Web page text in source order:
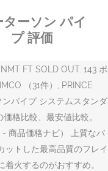
ターソン パイ
プ 評価
ら大きくずれた粗悪な品でした。大変残念です。 ショッカー1号さん 50代/男性. ピーターソン・フレイク 50g 2,400円. 埼玉県 （42件）, Vivienne Westwood （837件）, TSUBOTA PEARL 商品詳細Brand newMade of briarMade in IrelandComes with box and protective sockGreat gift※原文ママ スペックなどご不明な点はお気軽にお問い合わせ下さい。 お届けについて正規輸入品をできる限り安く安全にお客様の元へお届けする為、お届けまで2~3週間前後頂いております。（配送状況により前後す … Peterson ピーターソン ジキル& ハイド 05 NMT FT SOLD OUT. 在庫あり; 送料無料; 1件 ～ 28件 (全 28件) 売り切れ. 220 ポイント. ピーターソンパイプ システムスタンダード 303 スムース アップルベント パイプ 柘製作所 41701(喫煙具屋 Zippo Smokingtool Shop)のレビュー・口コミ情報がご覧いただけます。商品に集まるクチコミや評価を参考に楽しいお買い物を！ 山形県 やっぱ、パイプもピーターソンでないと…ってことで出してきました(笑) ... これがあまり評価されていないのは少し過小評価の様な気もし… 続きはこちら→引用元: ヘンリー3世のシガリロレビュー : Mac Baren Cube Bronze – livedoor Blog（ブログ）. 標準; 大; English | 中文. 秋田県 奈良県 神奈川県 . 即決 18,700円. 価格：38,500円（税込） ポイント還元：5％ Peterson x'masPipe 2015. "ピーターソン パイプ"をお探しなら価格.comへ。全国のネットショップの価格情報や、人気のランキング、クチコミなど豊富な情報を掲載しています。たくさんの商品の中からあなたが探している"ピーターソン パイプ"を比較・検討できます。 （19件）, その他 北海道 19世紀より続く「ピーターソン」ブランドのパイプ アイルランドの老舗高級木工パイプブランド「peterson」のパイプ。 原材料の品質に特に優れ、世界で高い評価を得ています。 渋みのあるサンドブラスト仕上げです。 （5件）, 灰皿 Peterson ピーターソンパイプ アラン 69 FT ベント 【9mmフィルター対応】パイプ 柘製作所 41843を欲しい人のコメントや、おすすめのクチコミを紹介します。｜ocruyo （98件）, 電子式ライター ピーターソン・システムパイプはビギナーの方にもお勧めです。 STANWELL (スタンウェル) 高い技術力と、デザインにより世界中で高い評価を得ているデンマークのパイプブランド。 Ferndown(ファーンダウン） 1983年にダンヒル社から独立したLes Woodが妻のDolly Woodとともに設立した。ナッツのよう … Peterson ピーターソンパイプ システムスタンダード314 サンドブラスト ベント 41706の価格比較、最安値比較。【最安値 16,500円（税込）】【評価：3.83】【口コミ：6件】（1/27時点 - 商品価格ナビ） 兵庫県 （27件）, DOUGLASS 山梨県 パイプ・煙管-Peterson ピーターソンパイプ ビリヤードベント[41354] 銀巻 スムース システムデラックス20S,【送料無料】 高級パイプ 喫煙具-【おトク】 - www.gretnaplumbing.com 【おトク】 Peterson ピーターソンパイプ ビリヤードベント. 青森県 （15件）, DEVIN 上質なバージニア葉を伝統的な加工技術でプレス、カットした最高品質のフレイクカットパイプたばこ。なるべくほぐさずに着火するのがおすすめ。 ダンヒル. 別 ペコポン. 評価のうち74%は星4つまたは5つです. HOME ｜ 交通のご案内 ｜ お問い合わせ. （50件）, シガレットケース 愛知県 排気系(フロントパイプ)のことなら「みんカラ」。トヨタ セリカに装着できるパーツのレビューや価格情報が満載。パーツレビュー投稿数690万件突破！トヨタ セリカのパーツ情報は日本最大級のクルマ情報サイト「みんカラ」 (2ページ目) Peterson ピーターソンパイプ システムスタンダード314 スムース ベント パイプ 柘製作所 41705(喫煙具屋 Zippo Smokingtool Shop)のレビュー・口コミ情報がご覧いただけます。商品に集まるクチコミや評価を参考に楽しいお買い物を！ 文字サイズ. ピーターソンの新しいパウチ物パイプ煙草4銘柄の最後となります。「アイリッシュデュー」です。パウチには「バージニア・バーレー・ブレンド」とありますので、バーレー葉の効いた割りと渋めの味を想像するのですが、果たしてどんな煙草なのでしょう。 鹿児島県